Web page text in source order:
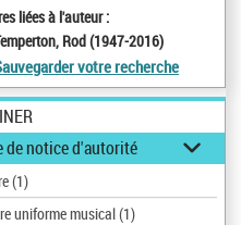
liées à l'auteur :
Rod (1947-2016)
votre recherche
de notice d'autorité
(1)
uniforme musical(1)